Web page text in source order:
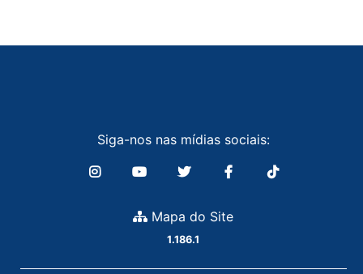
Siga-nos nas mídias sociais:
Mapa do Site
1.186.1